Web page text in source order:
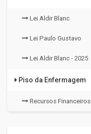
Lei Aldir Blanc
Lei Paulo Gustavo
Lei Aldir Blanc - 2025
Piso da Enfermagem
Recursos Financeiros